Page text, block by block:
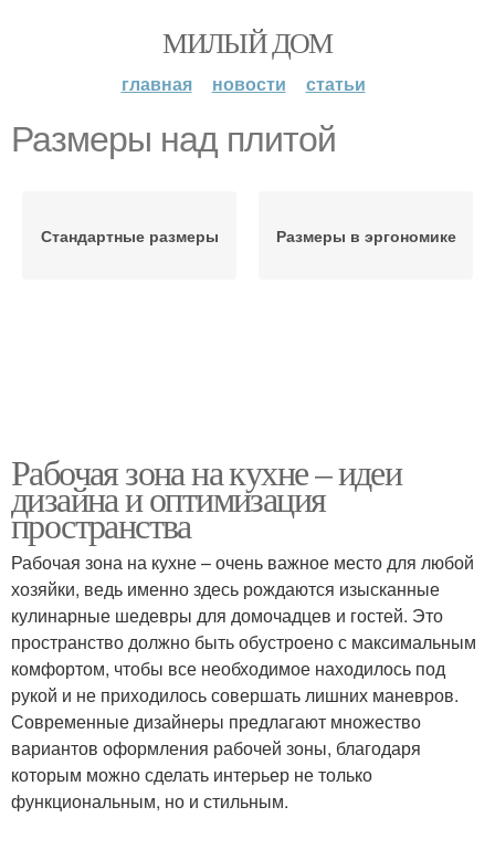
МИЛЫЙ ДОМ
главная новости статьи
Размеры над плитой
Стандартные размеры Размеры в эргономике
Рабочая зона на кухне – идеи
дизайна и оптимизация
пространства
Рабочая зона на кухне – очень важное место для любой
хозяйки, ведь именно здесь рождаются изысканные
кулинарные шедевры для домочадцев и гостей. Это
пространство должно быть обустроено с максимальным
комфортом, чтобы все необходимое находилось под
рукой и не приходилось совершать лишних маневров.
Современные дизайнеры предлагают множество
вариантов оформления рабочей зоны, благодаря
которым можно сделать интерьер не только
функциональным, но и стильным.